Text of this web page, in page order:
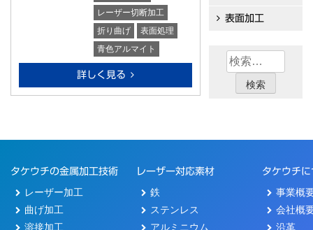
レーザー切断加工
折り曲げ
表面処理
青色アルマイト
詳しく見る
表面加工
検
索:
タケウチの金属加工技術
レーザー加工
曲げ加工
溶接加工
レーザー対応素材
鉄
ステンレス
アルミニウム
タケウチ
事業概
会社概
沿革